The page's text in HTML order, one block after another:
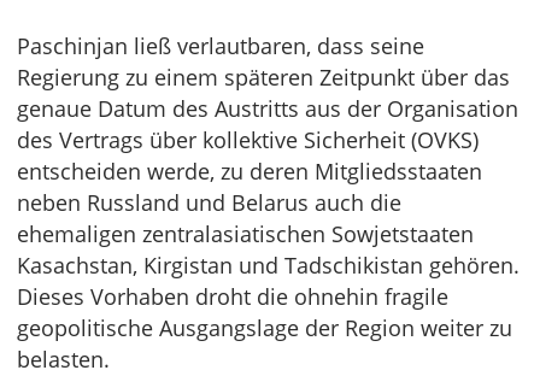
Paschinjan ließ verlautbaren, dass seine
Regierung zu einem späteren Zeitpunkt über das
genaue Datum des Austritts aus der Organisation
des Vertrags über kollektive Sicherheit (OVKS)
entscheiden werde, zu deren Mitgliedsstaaten
neben Russland und Belarus auch die
ehemaligen zentralasiatischen Sowjetstaaten
Kasachstan, Kirgistan und Tadschikistan gehören.
Dieses Vorhaben droht die ohnehin fragile
geopolitische Ausgangslage der Region weiter zu
belasten.